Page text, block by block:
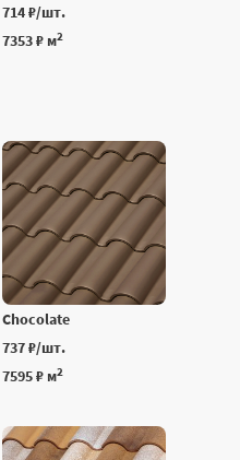
714 ₽/шт.
7353 ₽ м2
Chocolate
737 ₽/шт.
7595 ₽ м2